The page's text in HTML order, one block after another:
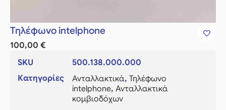
Τηλέφωνο intelphone
100,00 €
SKU
500.138.000.000
Κατηγορίες
Ανταλλακτικά, Τηλέφωνο
intelphone, Ανταλλακτικά
κομβιοδόχων